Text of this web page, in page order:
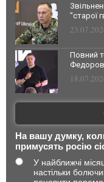
"старої
Повний
На вашу думку,
примусять росію
У найближчі
настільки